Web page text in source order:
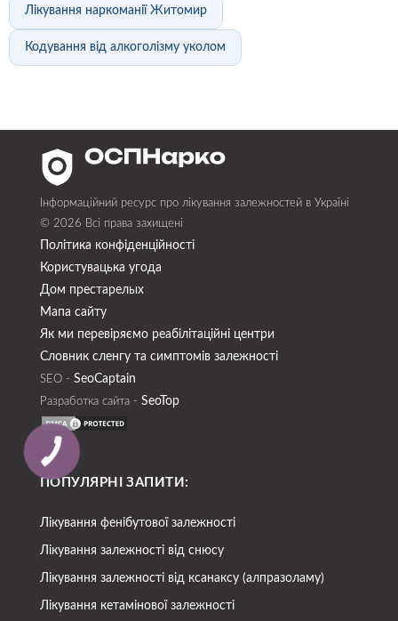
Лікування наркоманії Житомир
Кодування від алкоголізму уколом
Інформаційний ресурс про лікування залежностей в Україні
© 2026 Всі права захищені
Політика конфіденційності
Користувацька угода
Дом престарелых
Мапа сайту
Як ми перевіряємо реабілітаційні центри
Словник сленгу та симптомів залежності
SEO - SeoСaptain
Разработка сайта - SeoTop
ПОПУЛЯРНІ ЗАПИТИ:
Лікування фенібутової залежності
Лікування залежності від снюсу
Лікування залежності від ксанаксу (алпразоламу)
Лікування кетамінової залежності